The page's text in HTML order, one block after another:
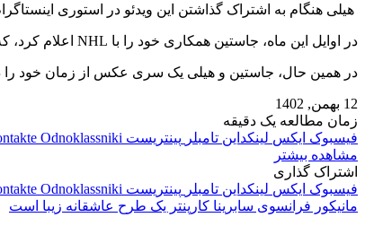
هیلی هنگام به اشتراک گذاشتن این ویدئو در استوری
در اوایل این ماه، جاستین همکاری خود را با NHL اعلام کرد، که در آن لباس‌ های طراحی این برند مد او که بازیکنان برای آخر هفته که ستاره‌ ها در فوریه به تن خواهند کرد، دیده شد.
در همین حال، جاستین و هیلی یک سری عکس از زمان خود را در
12 بهمن, 1402
زمان مطالعه یک دقیقه
فیسبوک ایکس لینکداین تامبلر پینتریست Odnoklassniki
مشاهده بیشتر
اشتراک گذاری
فیسبوک ایکس لینکداین تامبلر پینتریست Odnoklassniki
مانیکور فرانسوی سابرینا کارپنتر یک طرح عاشقانه زیبا است